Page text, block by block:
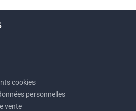
cookies
personnelles
vente